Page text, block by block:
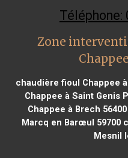
Téléphone:
Zone
chaudière fioul Chappee à
Chappee à Saint Genis
Chappee à Brech 56400
Marcq en Barœul 59700
Mesnil